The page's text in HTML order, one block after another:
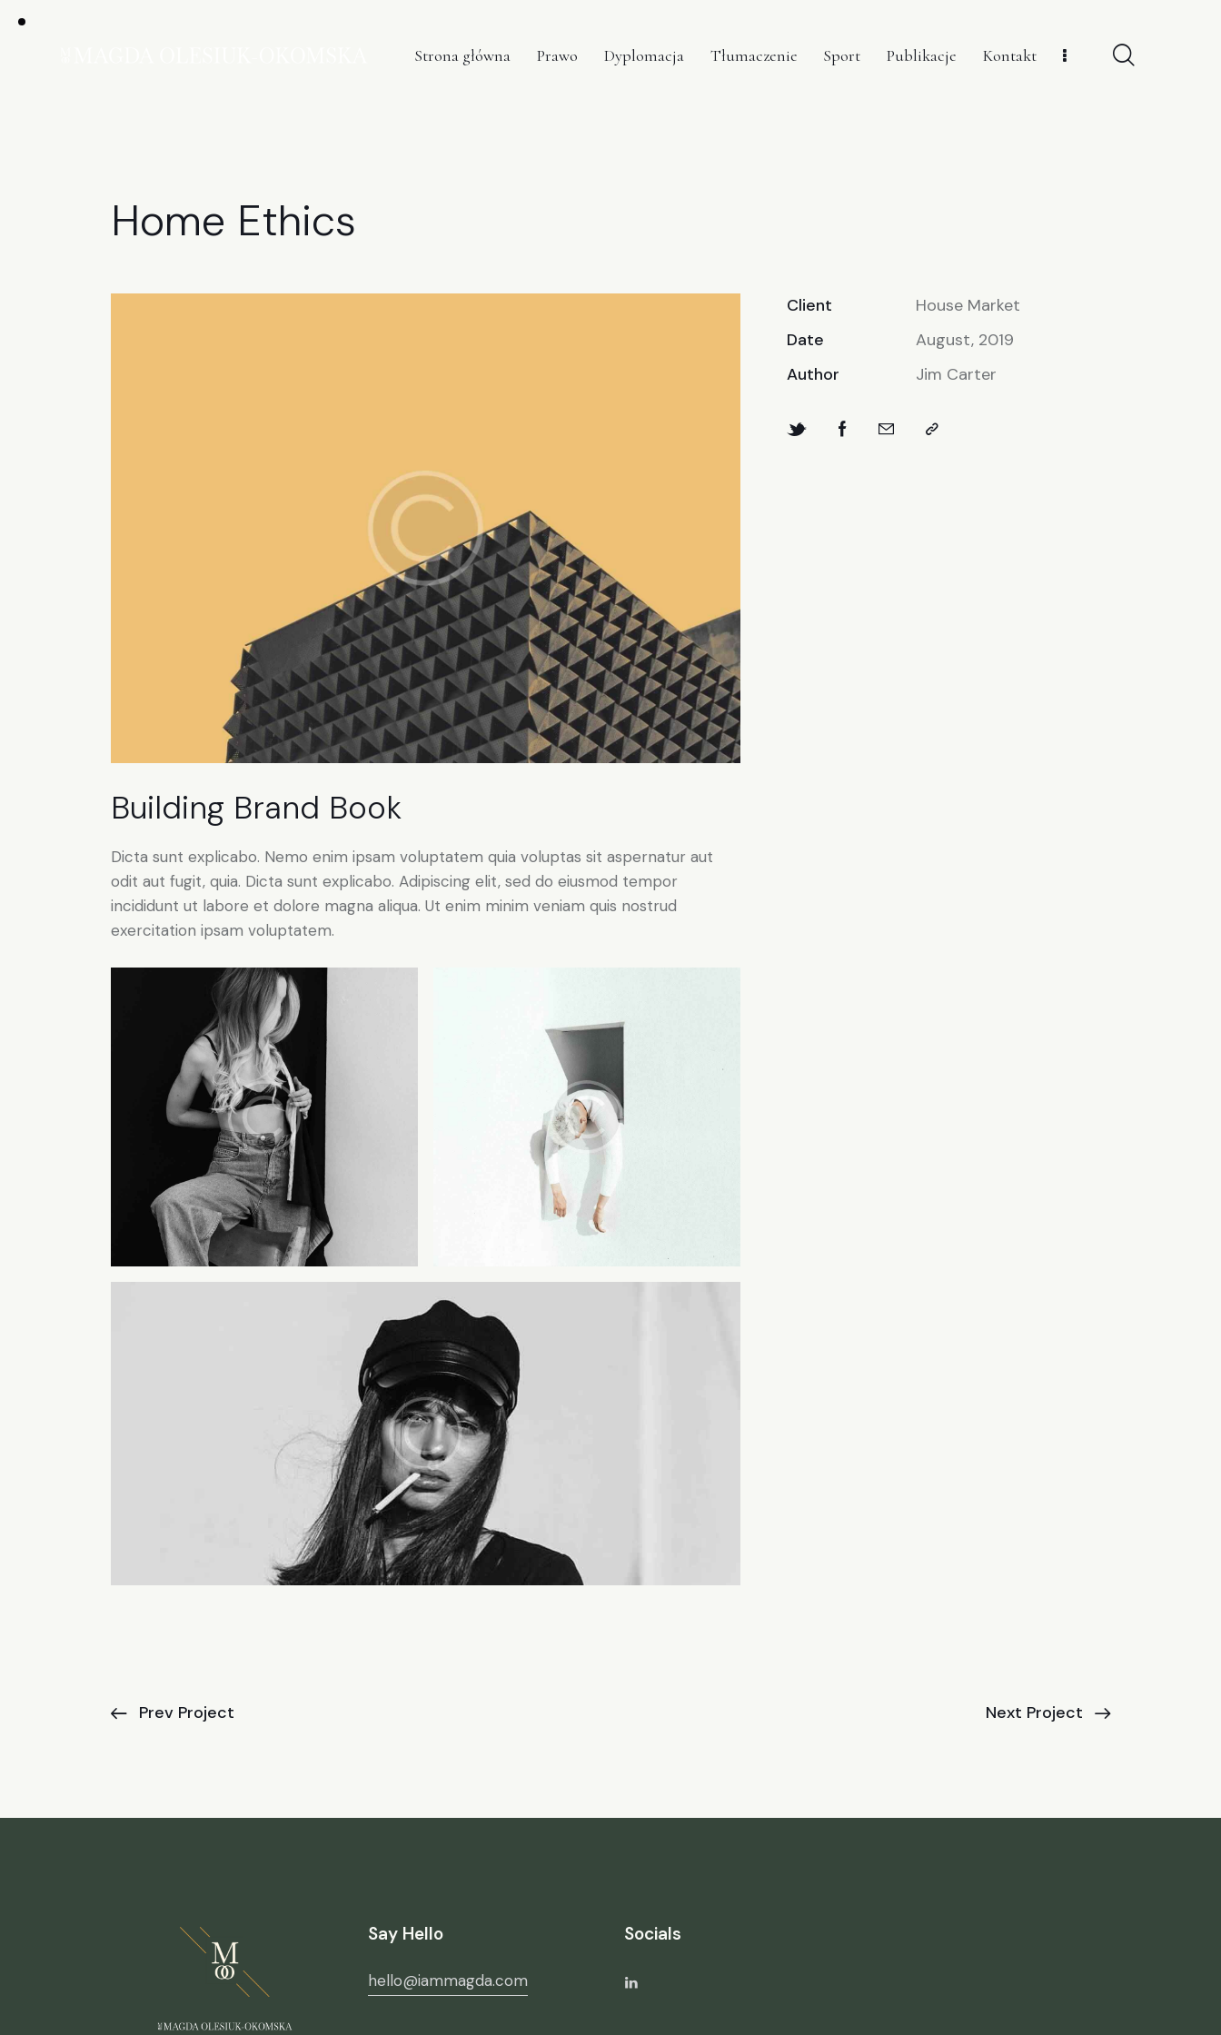
Strona główna Prawo Dyplomacja Tłumaczenie Sport Publikacje Kontakt
Home Ethics
Building Brand Book
Dicta sunt explicabo. Nemo enim ipsam voluptatem quia voluptas sit aspernatur aut
odit aut fugit, quia. Dicta sunt explicabo. Adipiscing elit, sed do eiusmod tempor
incididunt ut labore et dolore magna aliqua. Ut enim minim veniam quis nostrud
exercitation ipsam voluptatem.
Client
House Market
Date
August, 2019
Author
Jim Carter
Prev Project Next Project
Say Hello
hello@iammagda.com
Socials